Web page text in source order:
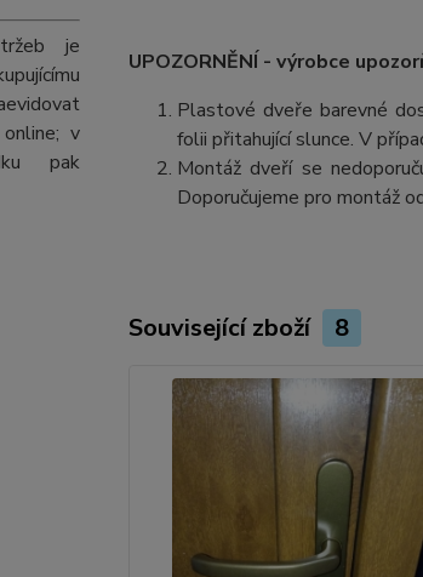
je
v
pak
UPOZORNĚNÍ - výrobce
Plastové dveře barevné
folii přitahující slunce. V
Montáž dveří se
Doporučujeme pro montáž
Související zboží 8